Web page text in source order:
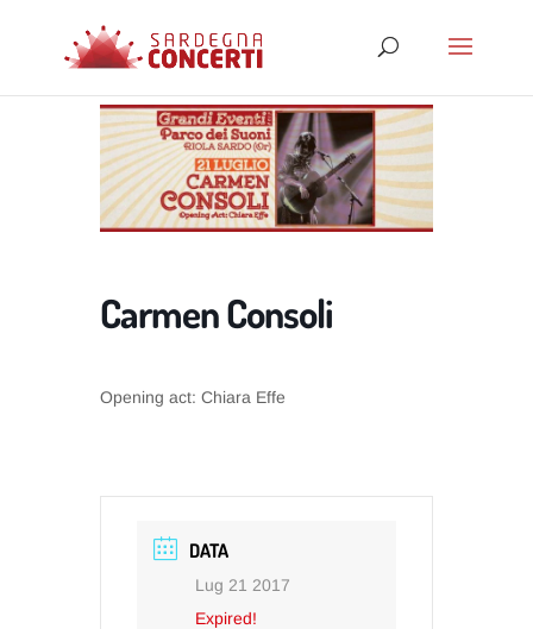
Carmen Consoli
Opening act: Chiara Effe
DATA
Lug 21 2017
Expired!